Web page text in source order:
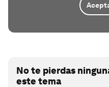
No te pierdas
este tema